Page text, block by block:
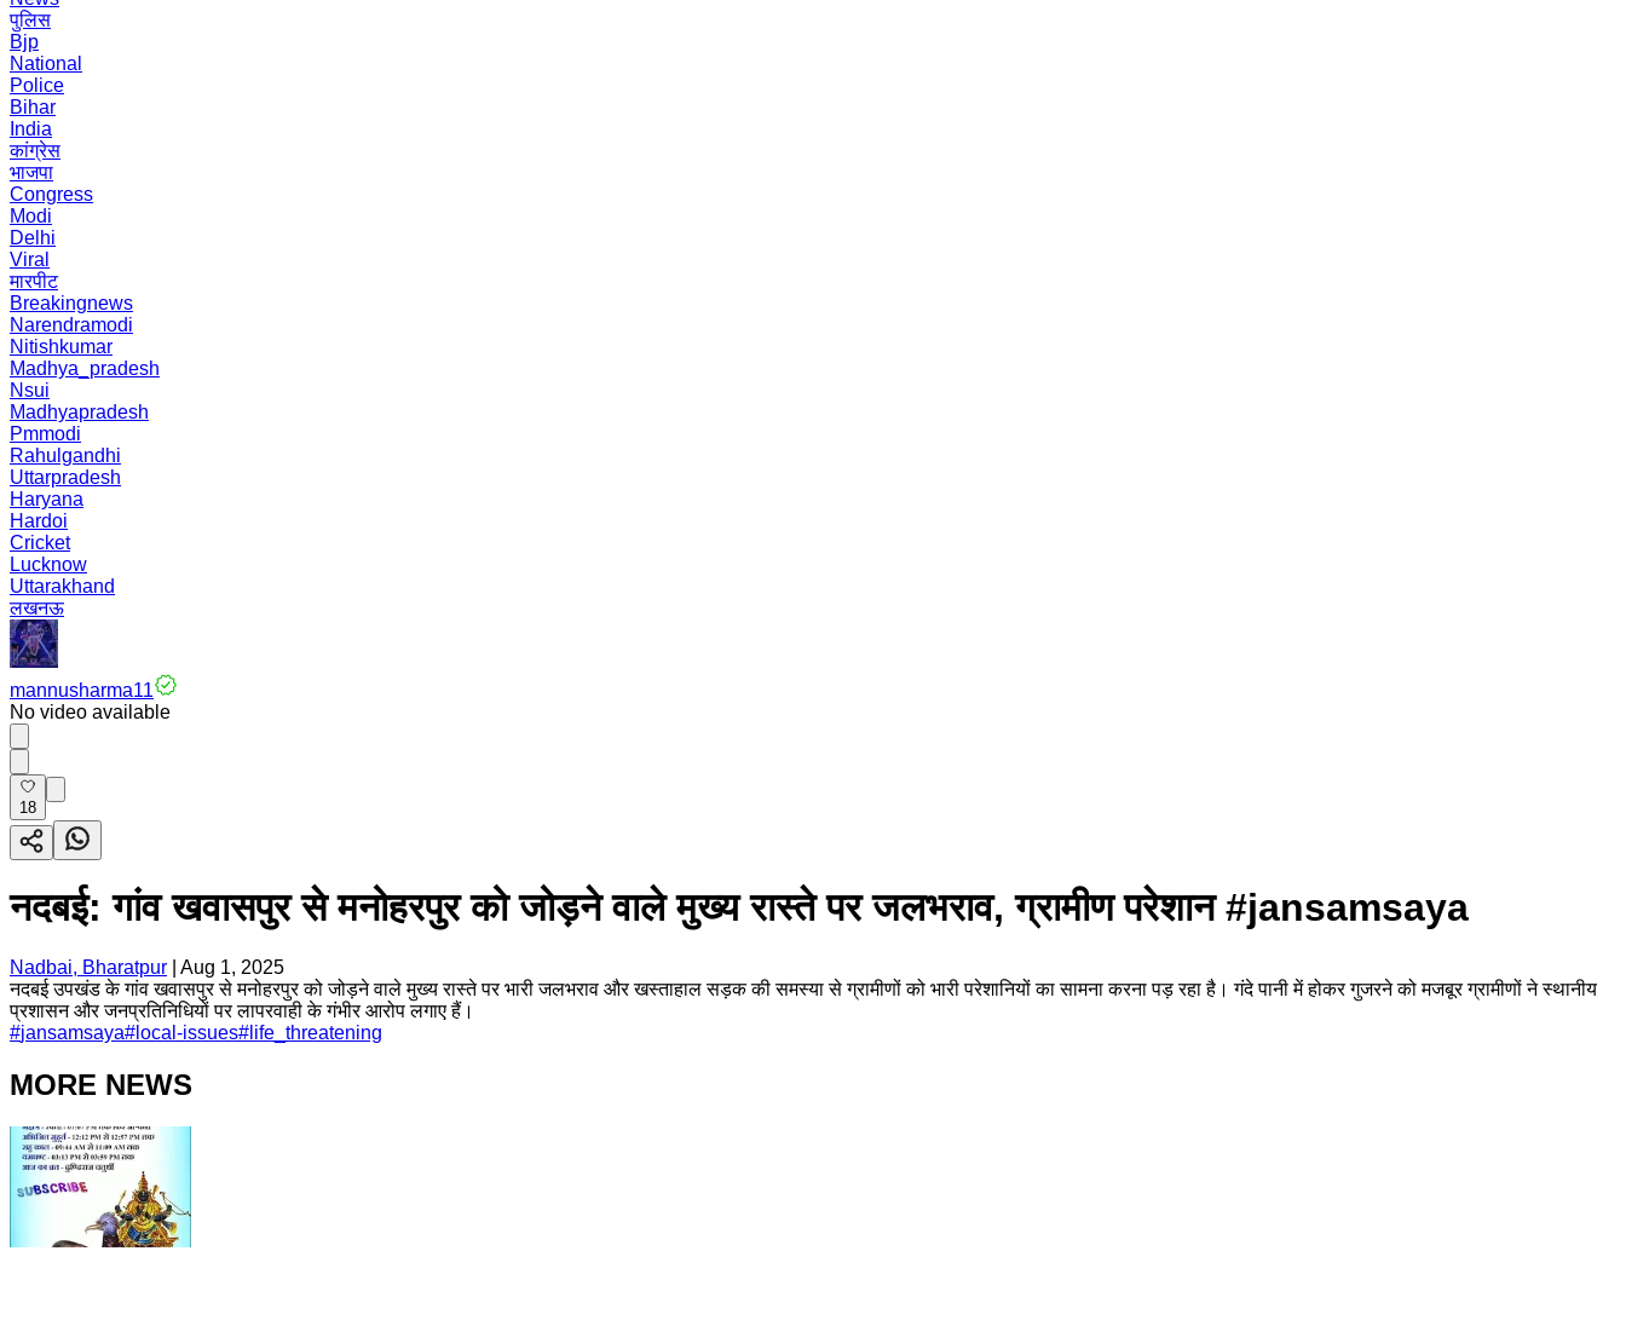
पुलिस
Bjp
National
Police
Bihar
India
कांग्रेस
भाजपा
Congress
Modi
Delhi
Viral
मारपीट
Breakingnews
Narendramodi
Nitishkumar
Madhya_pradesh
Nsui
Madhyapradesh
Pmmodi
Rahulgandhi
Uttarpradesh
Haryana
Hardoi
Cricket
Lucknow
Uttarakhand
लखनऊ
mannusharma11
No video available
18
नदबई: गांव खवासपुर से मनोहरपुर को जोड़ने वाले मुख्य रास्ते पर जलभराव, ग्रामीण परेशान #jansamsaya
Nadbai, Bharatpur
Aug 1, 2025
नदबई उपखंड के गांव खवासपुर से मनोहरपुर को जोड़ने वाले मुख्य रास्ते पर भारी जलभराव और खस्ताहाल सड़क की समस्या से ग्रामीणों को भारी परेशानियों का सामना करना पड़ रहा है। गंदे पानी में होकर गुजरने को मजबूर ग्रामीणों ने स्थानीय
प्रशासन और जनप्रतिनिधियों पर लापरवाही के गंभीर आरोप लगाए हैं।
#jansamsaya# local-issues# life_threatening
MORE NEWS